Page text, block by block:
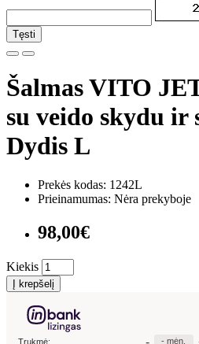
Tęsti
Šalmas VITO
su veido skydu
Dydis L
Prekės kodas: 1242L
Prieinamumas: Nėra prekyboje
98,00€
Kiekis
Į krepšelį